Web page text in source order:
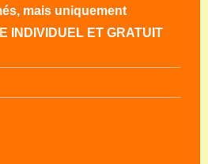
mais uniquement
INDIVIDUEL ET GRATUIT